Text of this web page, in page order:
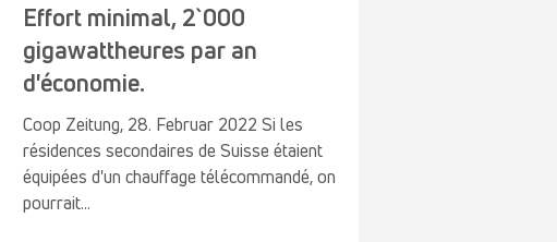
Effort minimal, 2`000
gigawattheures par an
d'économie.
Coop Zeitung, 28. Februar 2022 Si les
résidences secondaires de Suisse étaient
équipées d'un chauffage télécommandé, on
pourrait...